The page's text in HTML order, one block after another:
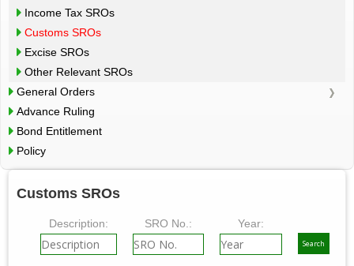
Income Tax SROs
Customs SROs
Excise SROs
Other Relevant SROs
General Orders
Advance Ruling
Bond Entitlement
Policy
Customs SROs
Description: SRO No.: Year: